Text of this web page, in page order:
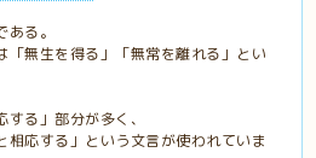
る。
「無生を得る」「無常を離れる」とい
る」部分が多く、
相応する」という文言が使われていま